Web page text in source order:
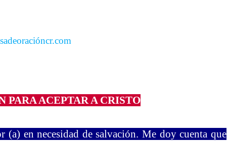
PARA ACEPTAR A CRISTO
(a) en necesidad de salvación. Me doy cuenta que